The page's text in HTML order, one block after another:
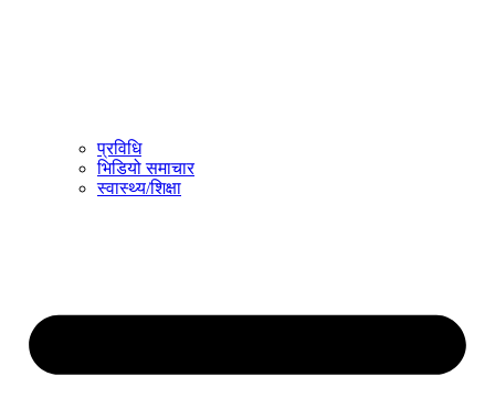
प्रविधि
भिडियो समाचार
स्वास्थ्य/शिक्षा